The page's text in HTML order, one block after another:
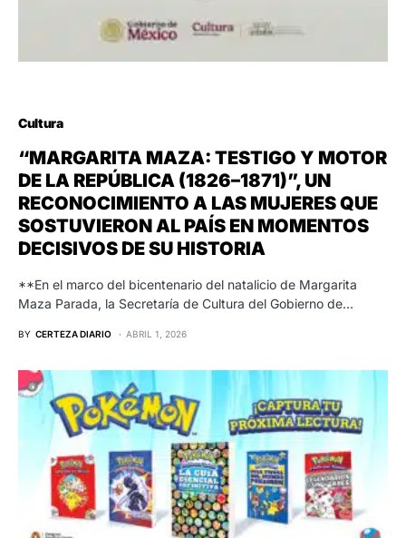
Cultura
“MARGARITA MAZA: TESTIGO Y MOTOR
DE LA REPÚBLICA (1826–1871)”, UN
RECONOCIMIENTO A LAS MUJERES QUE
SOSTUVIERON AL PAÍS EN MOMENTOS
DECISIVOS DE SU HISTORIA
**En el marco del bicentenario del natalicio de Margarita
Maza Parada, la Secretaría de Cultura del Gobierno de…
BY CERTEZA DIARIO ABRIL 1, 2026